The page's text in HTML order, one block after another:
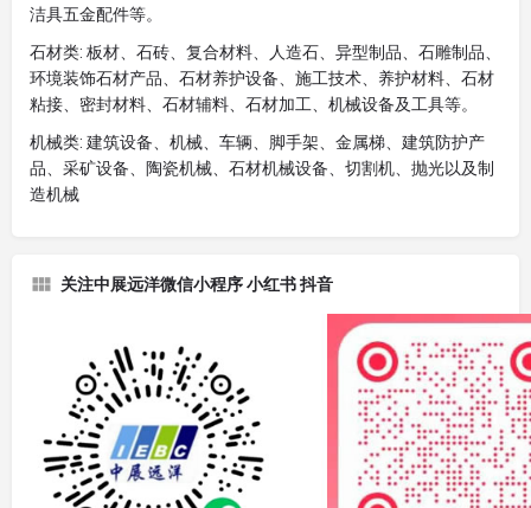
洁具五金配件等。
石材类: 板材、石砖、复合材料、人造石、异型制品、石雕制品、
环境装饰石材产品、石材养护设备、施工技术、养护材料、石材
粘接、密封材料、石材辅料、石材加工、机械设备及工具等。
机械类: 建筑设备、机械、车辆、脚手架、金属梯、建筑防护产
品、采矿设备、陶瓷机械、石材机械设备、切割机、抛光以及制
造机械
关注中展远洋微信小程序 小红书 抖音